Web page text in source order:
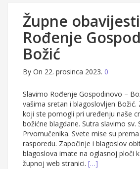
Župne
Rođenje
Božić
By On 22. prosinca 2023. 0
Slavimo Rođenje Gospodinovo –
vašima sretan i blagoslovljen Božić.
koji ste pomogli pri uređenju naše
božićne blagdane. Sutra slavimo sv.
Prvomučenika. Svete mise su
rasporedu. Započinje i blagoslov
blagoslova imate na oglasnoj ploči
župnoj web stranici. […]